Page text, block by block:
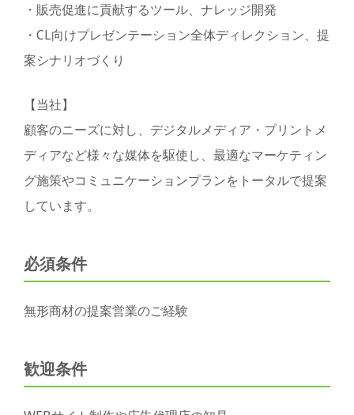
・販売促進に貢献するツール、ナレッジ開発
・CL向けプレゼンテーション全体ディレクション、提
案シナリオづくり
【当社】
顧客のニーズに対し、デジタルメディア・プリントメ
ディアなど様々な媒体を駆使し、最適なマーケティン
グ施策やコミュニケーションプランをトータルで提案
しています。
必須条件
無形商材の提案営業のご経験
歓迎条件